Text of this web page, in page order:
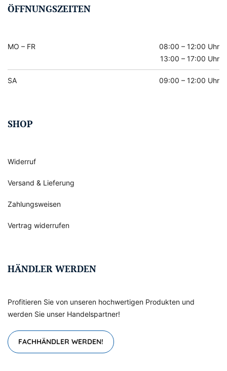
ÖFFNUNGSZEITEN
MO – FR
08:00 – 12:00 Uhr
13:00 – 17:00 Uhr
SA 09:00 – 12:00 Uhr
SHOP
Widerruf
Versand & Lieferung
Zahlungsweisen
Vertrag widerrufen
HÄNDLER WERDEN
Profitieren Sie von unseren hochwertigen Produkten und
werden Sie unser Handelspartner!
FACHHÄNDLER WERDEN!